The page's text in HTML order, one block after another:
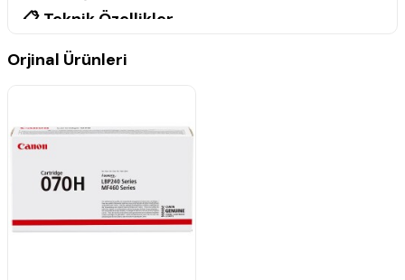
📋 Teknik Özellikler
Model:CRG-070
Baskı Kapasitesi:Yaklaşık 3.000 Sayfa
Durum:
Not:Baskı kapasitesi ISO/IEC 19752 standardına göre
belirlenmiştir. Gerçek baskı kapasitesi; baskı yoğunluğu, belge
içeriği ve kullanım koşullarına göre farklılık gösterebilir.
🖨️ Uyumlu Yazıcı Modelleri
Orjinal Ürünleri